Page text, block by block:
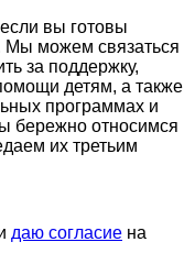
вы готовы
Мы можем связаться
за поддержку,
детям, а также
программах и
бережно относимся
их третьим
даю согласие на